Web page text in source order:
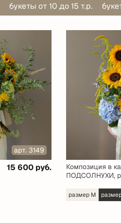
букеты от 10 до 15 т.р.
арт. 3149
15 600 руб.
Композиция в
ПОДСОЛНУХИ,
размер M